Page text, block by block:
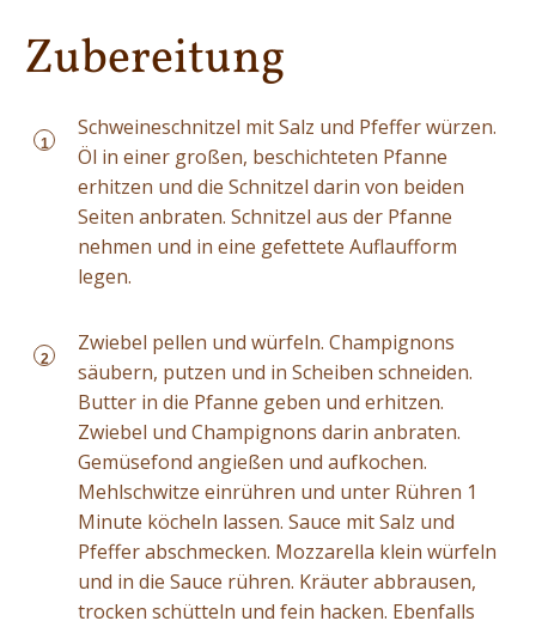
Zubereitung
1
Schweineschnitzel mit Salz und Pfeffer würzen.
Öl in einer großen, beschichteten Pfanne
erhitzen und die Schnitzel darin von beiden
Seiten anbraten. Schnitzel aus der Pfanne
nehmen und in eine gefettete Auflaufform
legen.
2
Zwiebel pellen und würfeln. Champignons
säubern, putzen und in Scheiben schneiden.
Butter in die Pfanne geben und erhitzen.
Zwiebel und Champignons darin anbraten.
Gemüsefond angießen und aufkochen.
Mehlschwitze einrühren und unter Rühren 1
Minute köcheln lassen. Sauce mit Salz und
Pfeffer abschmecken. Mozzarella klein würfeln
und in die Sauce rühren. Kräuter abbrausen,
trocken schütteln und fein hacken. Ebenfalls